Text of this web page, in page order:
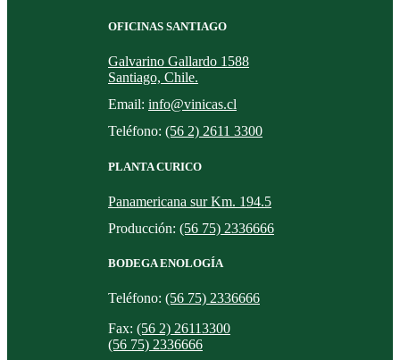
OFICINAS SANTIAGO
Galvarino Gallardo 1588
Santiago, Chile.
Email: info@vinicas.cl
Teléfono: (56 2) 2611 3300
PLANTA CURICO
Panamericana sur Km. 194.5
Producción: (56 75) 2336666
BODEGA ENOLOGÍA
Teléfono: (56 75) 2336666
Fax: (56 2) 26113300
(56 75) 2336666